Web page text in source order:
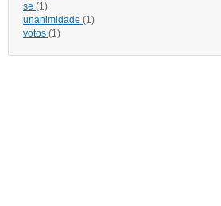
se (1)
unanimidade (1)
votos (1)